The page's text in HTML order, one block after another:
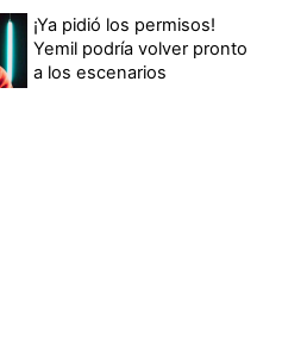
¡Ya pidió los permisos!
Yemil podría volver pronto
a los escenarios